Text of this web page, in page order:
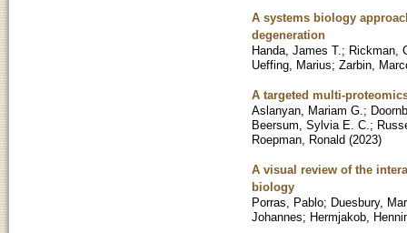
A systems biology
degeneration
Handa, James T. ; Rickman,
Ueffing, Marius; Zarbin,
A targeted multi-
Aslanyan, Mariam G. ;
Beersum, Sylvia E. C. ;
Roepman, Ronald (2023)
A visual review of the
biology
Porras, Pablo; Duesbury,
Johannes; Hermjakob,